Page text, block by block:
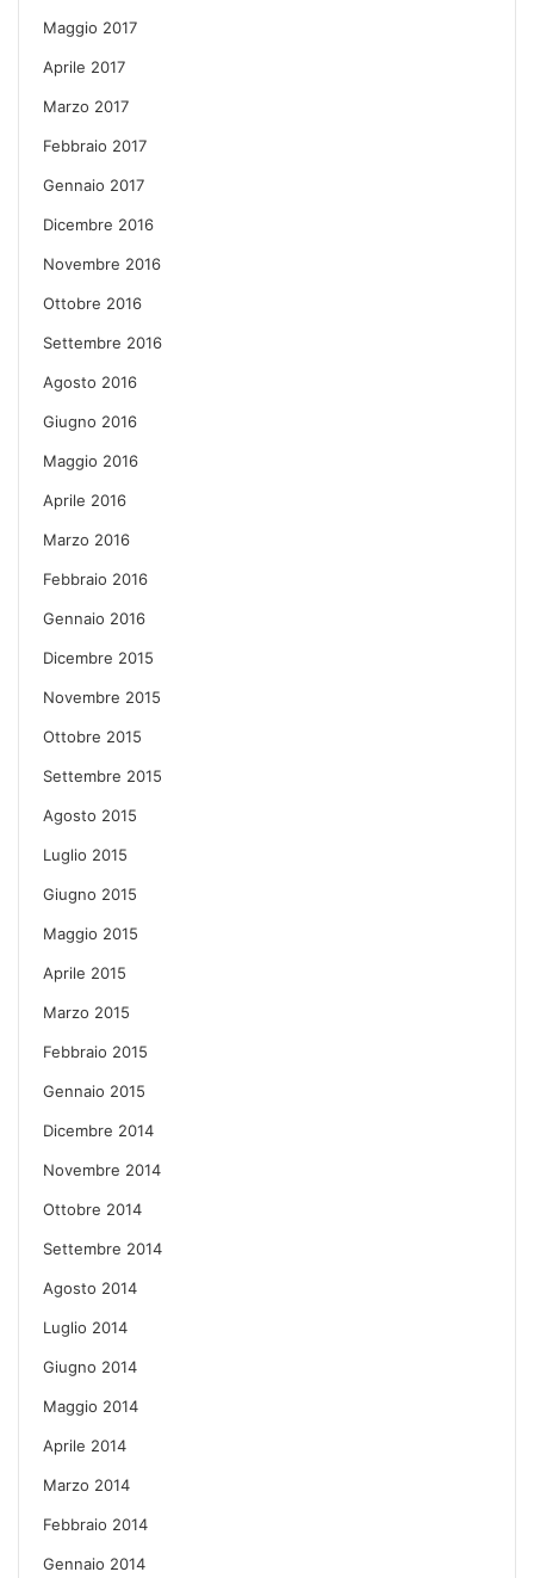
Maggio 2017
Aprile 2017
Marzo 2017
Febbraio 2017
Gennaio 2017
Dicembre 2016
Novembre 2016
Ottobre 2016
Settembre 2016
Agosto 2016
Giugno 2016
Maggio 2016
Aprile 2016
Marzo 2016
Febbraio 2016
Gennaio 2016
Dicembre 2015
Novembre 2015
Ottobre 2015
Settembre 2015
Agosto 2015
Luglio 2015
Giugno 2015
Maggio 2015
Aprile 2015
Marzo 2015
Febbraio 2015
Gennaio 2015
Dicembre 2014
Novembre 2014
Ottobre 2014
Settembre 2014
Agosto 2014
Luglio 2014
Giugno 2014
Maggio 2014
Aprile 2014
Marzo 2014
Febbraio 2014
Gennaio 2014